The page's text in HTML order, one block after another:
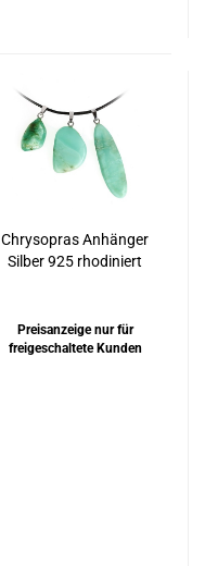
Chrysopras Anhänger
Silber 925 rhodiniert
Preisanzeige nur für
freigeschaltete Kunden